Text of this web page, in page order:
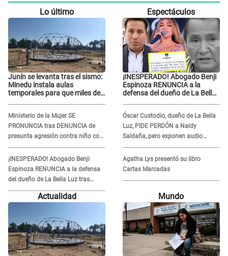
Lo último
Junín se levanta tras el sismo:
Minedu instala aulas
temporales para que miles de
Ministerio de la Mujer SE
PRONUNCIA tras DENUNCIA de
presunta agresión contra niño con
autismo en Surco
¡INESPERADO! Abogado Benji
Espinoza RENUNCIA a la defensa
del dueño de La Bella Luz tras
difusión de POLÉMICO audio:
"Nada que defender"
Espectáculos
¡INESPERADO! Abogado Benji
Espinoza RENUNCIA a la
defensa del dueño de La Bella
defender"
Óscar Custodio, dueño de La Bella
Luz, PIDE PERDÓN a Naldy
Saldaña, pero exponen audio
donde le reclama por VIDEOS: "No
hay necesidad de grabar"
Agatha Lys presentó su libro
Cartas Marcadas
Actualidad Mundo